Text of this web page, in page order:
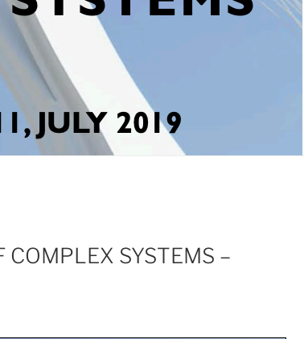
SYSTEMS –